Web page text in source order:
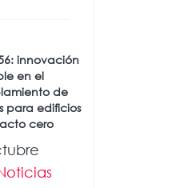
innovación
en el
de
para edificios
cero